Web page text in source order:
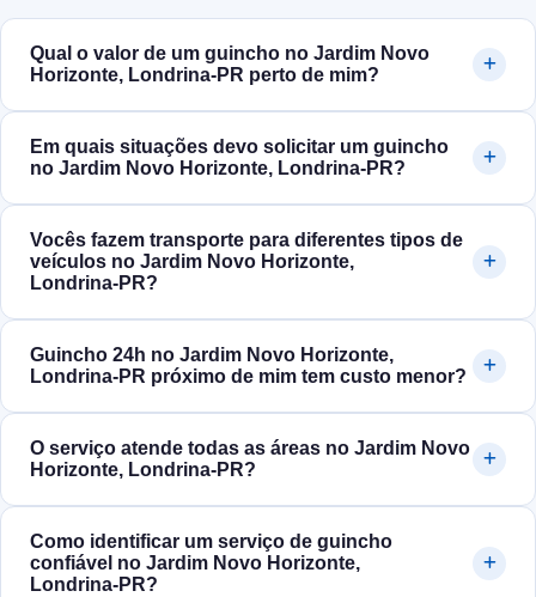
Qual o valor de um guincho no Jardim Novo
Horizonte, Londrina‑PR perto de mim?
Em quais situações devo solicitar um guincho
no Jardim Novo Horizonte, Londrina‑PR?
Vocês fazem transporte para diferentes tipos de
veículos no Jardim Novo Horizonte,
Londrina‑PR?
Guincho 24h no Jardim Novo Horizonte,
Londrina‑PR próximo de mim tem custo menor?
O serviço atende todas as áreas no Jardim Novo
Horizonte, Londrina‑PR?
Como identificar um serviço de guincho
confiável no Jardim Novo Horizonte,
Londrina‑PR?